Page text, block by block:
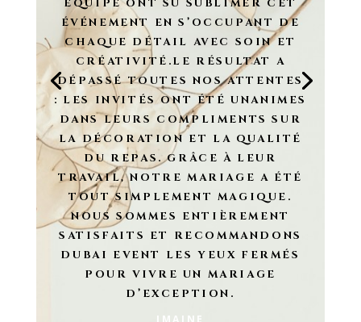
ÉQUIPE ONT SU SUBLIMER CET
ÉVÉNEMENT EN S’OCCUPANT DE
CHAQUE DÉTAIL AVEC SOIN ET
CRÉATIVITÉ.LE RÉSULTAT A
DÉPASSÉ TOUTES NOS ATTENTES
: LES INVITÉS ONT ÉTÉ UNANIMES
DANS LEURS COMPLIMENTS SUR
LA DÉCORATION ET LA QUALITÉ
DU REPAS. GRÂCE À LEUR
TRAVAIL, NOTRE MARIAGE A ÉTÉ
TOUT SIMPLEMENT MAGIQUE.
NOUS SOMMES ENTIÈREMENT
SATISFAITS ET RECOMMANDONS
DUBAI EVENT LES YEUX FERMÉS
POUR VIVRE UN MARIAGE
D’EXCEPTION.